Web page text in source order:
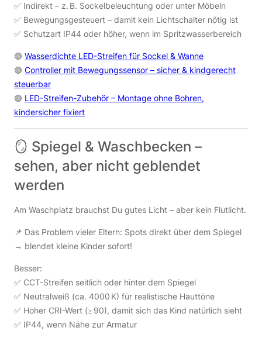
✅ Indirekt – z. B. Sockelbeleuchtung oder unter Möbeln
✅ Bewegungsgesteuert – damit kein Lichtschalter nötig ist
✅ Schutzart IP44 oder höher, wenn im Spritzwasserbereich
🟢 Wasserdichte LED-Streifen für Sockel & Wanne
🟢 Controller mit Bewegungssensor – sicher & kindgerecht
steuerbar
🟢 LED-Streifen-Zubehör – Montage ohne Bohren,
kindersicher fixiert
🪞 Spiegel & Waschbecken –
sehen, aber nicht geblendet
werden
Am Waschplatz brauchst Du gutes Licht – aber kein Flutlicht.
📌 Das Problem vieler Eltern: Spots direkt über dem Spiegel
→ blendet kleine Kinder sofort!
Besser:
✅ CCT-Streifen seitlich oder hinter dem Spiegel
✅ Neutralweiß (ca. 4000 K) für realistische Hauttöne
✅ Hoher CRI-Wert (≥ 90), damit sich das Kind natürlich sieht
✅ IP44, wenn Nähe zur Armatur